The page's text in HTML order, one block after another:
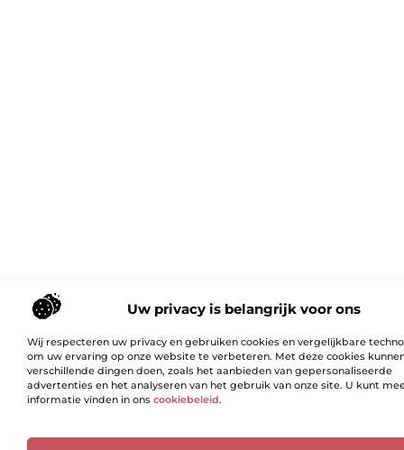
Uw privacy is belangrijk voor ons
Wij respecteren uw privacy en gebruiken cookies en vergelijkbare
om uw ervaring op onze website te verbeteren. Met deze cookies
verschillende dingen doen, zoals het aanbieden van gepersonaliseerde
advertenties en het analyseren van het gebruik van onze site. U kunt
informatie vinden in ons cookiebeleid.